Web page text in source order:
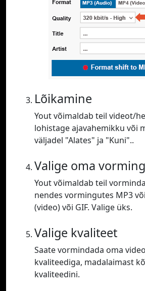
Lõikamine
Yout võimaldab teil videot/
lohistage ajavahemikku või
väljadel "Alates" ja "Kuni"..
Valige oma vorming
Yout võimaldab teil
nendes vormingutes MP3
(video) või GIF. Valige üks.
Valige kvaliteet
Saate vormindada oma
kvaliteediga, madalaimast
kvaliteedini.